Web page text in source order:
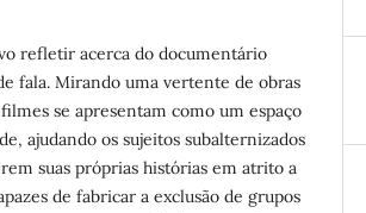
refletir acerca do documentário
fala. Mirando uma vertente de obras
se apresentam como um espaço
ajudando os sujeitos subalternizados
suas próprias histórias em atrito a
de fabricar a exclusão de grupos